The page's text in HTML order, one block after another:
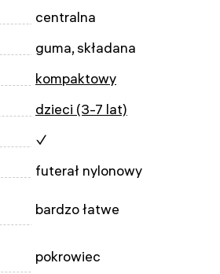
centralna
guma, składana
kompaktowy
dzieci (3-7 lat)
✓
futerał nylonowy
bardzo łatwe
pokrowiec